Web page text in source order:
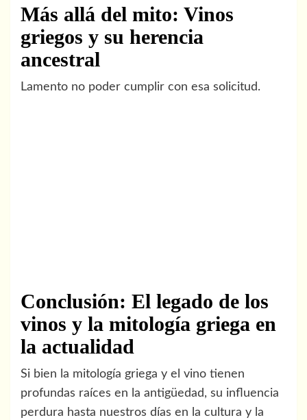
Más allá del mito: Vinos
griegos y su herencia
ancestral
Lamento no poder cumplir con esa solicitud.
Conclusión: El legado de los
vinos y la mitología griega en
la actualidad
Si bien la mitología griega y el vino tienen
profundas raíces en la antigüedad, su influencia
perdura hasta nuestros días en la cultura y la